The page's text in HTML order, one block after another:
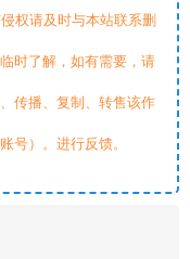
权请及时与本站联系删
时了解，如有需要，请
传播、复制、转售该作
号）。进行反馈。